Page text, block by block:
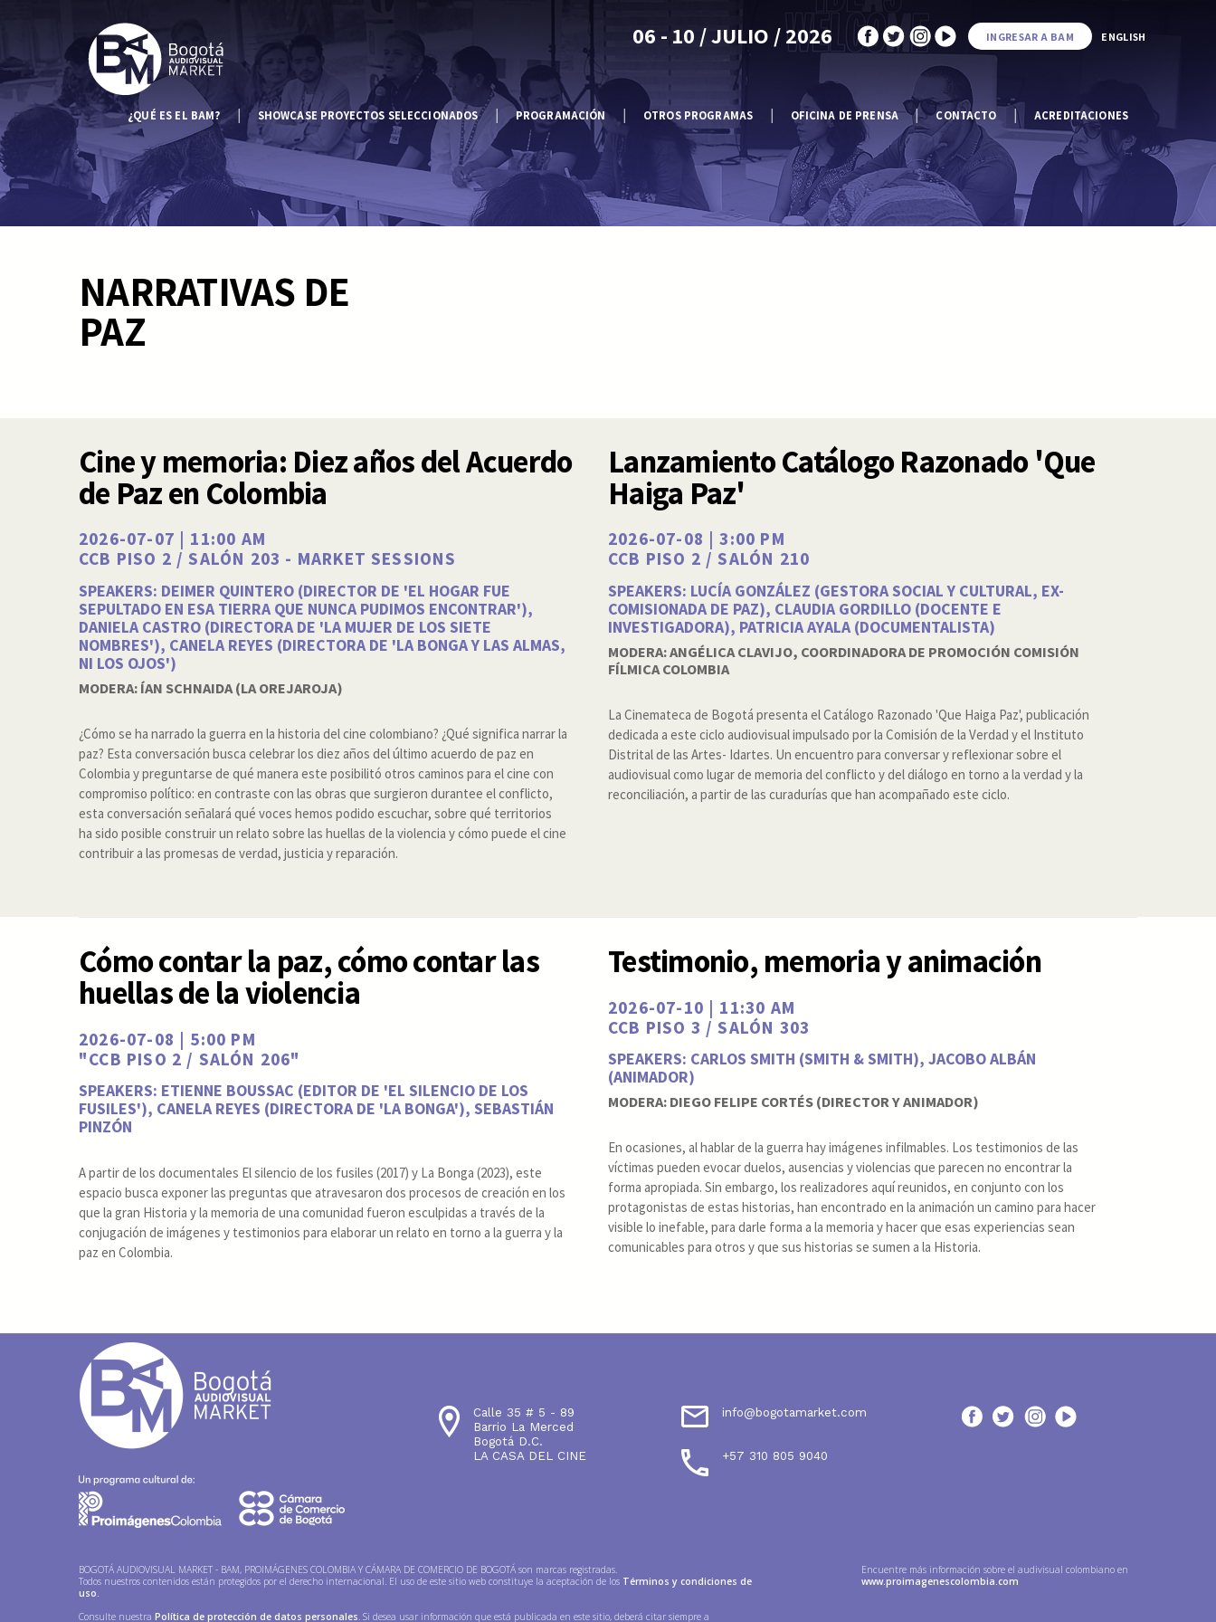
¿QUÉ ES EL BAM? SHOWCASE PROYECTOS SELECCIONADOS PROGRAMACIÓN OTROS PROGRAMAS OFICINA DE PRENSA CONTACTO ACREDITACIONES
06 - 10 / JULIO / 2026 INGRESAR A BAM ENGLISH
NARRATIVAS DE
PAZ
Cine y memoria: Diez años del Acuerdo
de Paz en Colombia
2026-07-07 | 11:00 AM
CCB PISO 2 / SALÓN 203 - MARKET SESSIONS
SPEAKERS: DEIMER QUINTERO (DIRECTOR DE 'EL HOGAR FUE
SEPULTADO EN ESA TIERRA QUE NUNCA PUDIMOS ENCONTRAR'),
DANIELA CASTRO (DIRECTORA DE 'LA MUJER DE LOS SIETE
NOMBRES'), CANELA REYES (DIRECTORA DE 'LA BONGA Y LAS ALMAS,
NI LOS OJOS')
MODERA: ÍAN SCHNAIDA (LA OREJAROJA)
¿Cómo se ha narrado la guerra en la historia del cine colombiano? ¿Qué significa narrar la
paz? Esta conversación busca celebrar los diez años del último acuerdo de paz en
Colombia y preguntarse de qué manera este posibilitó otros caminos para el cine con
compromiso político: en contraste con las obras que surgieron durantee el conflicto,
esta conversación señalará qué voces hemos podido escuchar, sobre qué territorios
ha sido posible construir un relato sobre las huellas de la violencia y cómo puede el cine
contribuir a las promesas de verdad, justicia y reparación.
Lanzamiento Catálogo Razonado 'Que
Haiga Paz'
2026-07-08 | 3:00 PM
CCB PISO 2 / SALÓN 210
SPEAKERS: LUCÍA GONZÁLEZ (GESTORA SOCIAL Y CULTURAL, EX-
COMISIONADA DE PAZ), CLAUDIA GORDILLO (DOCENTE E
INVESTIGADORA), PATRICIA AYALA (DOCUMENTALISTA)
MODERA: ANGÉLICA CLAVIJO, COORDINADORA DE PROMOCIÓN COMISIÓN
FÍLMICA COLOMBIA
La Cinemateca de Bogotá presenta el Catálogo Razonado 'Que Haiga Paz', publicación
dedicada a este ciclo audiovisual impulsado por la Comisión de la Verdad y el Instituto
Distrital de las Artes- Idartes. Un encuentro para conversar y reflexionar sobre el
audiovisual como lugar de memoria del conflicto y del diálogo en torno a la verdad y la
reconciliación, a partir de las curadurías que han acompañado este ciclo.
Cómo contar la paz, cómo contar las
huellas de la violencia
2026-07-08 | 5:00 PM
"CCB PISO 2 / SALÓN 206"
SPEAKERS: ETIENNE BOUSSAC (EDITOR DE 'EL SILENCIO DE LOS
FUSILES'), CANELA REYES (DIRECTORA DE 'LA BONGA'), SEBASTIÁN
PINZÓN
A partir de los documentales El silencio de los fusiles (2017) y La Bonga (2023), este
espacio busca exponer las preguntas que atravesaron dos procesos de creación en los
que la gran Historia y la memoria de una comunidad fueron esculpidas a través de la
conjugación de imágenes y testimonios para elaborar un relato en torno a la guerra y la
paz en Colombia.
Testimonio, memoria y animación
2026-07-10 | 11:30 AM
CCB PISO 3 / SALÓN 303
SPEAKERS: CARLOS SMITH (SMITH & SMITH), JACOBO ALBÁN
(ANIMADOR)
MODERA: DIEGO FELIPE CORTÉS (DIRECTOR Y ANIMADOR)
En ocasiones, al hablar de la guerra hay imágenes infilmables. Los testimonios de las
víctimas pueden evocar duelos, ausencias y violencias que parecen no encontrar la
forma apropiada. Sin embargo, los realizadores aquí reunidos, en conjunto con los
protagonistas de estas historias, han encontrado en la animación un camino para hacer
visible lo inefable, para darle forma a la memoria y hacer que esas experiencias sean
comunicables para otros y que sus historias se sumen a la Historia.
Calle 35 # 5 - 89
Barrio La Merced
Bogotá D.C.
LA CASA DEL CINE
info@bogotamarket.com
+57 310 805 9040
BOGOTÁ AUDIOVISUAL MARKET - BAM, PROIMÁGENES COLOMBIA Y CÁMARA DE COMERCIO DE BOGOTÁ son marcas registradas.
Todos nuestros contenidos están protegidos por el derecho internacional. El uso de este sitio web constituye la aceptación de los Términos y condiciones de
uso.
Consulte nuestra Política de protección de datos personales . Si desea usar información que está publicada en este sitio, deberá citar siempre a
Encuentre más información sobre el audivisual colombiano en
www.proimagenescolombia.com